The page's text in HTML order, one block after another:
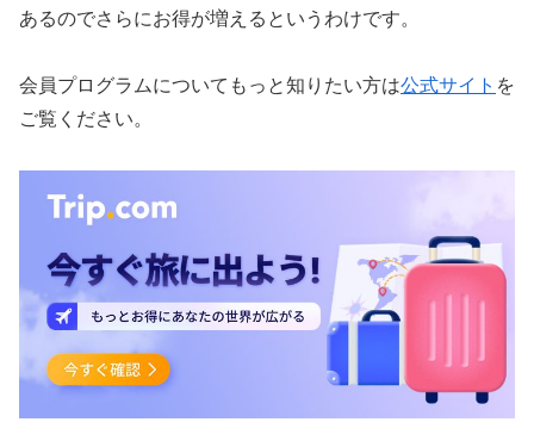
あるのでさらにお得が増えるというわけです。
会員プログラムについてもっと知りたい方は公式サイト を
ご覧ください。